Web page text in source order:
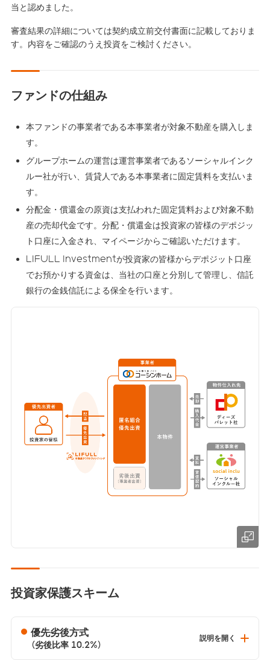
当と認めました。
審査結果の詳細については契約成立前交付書面に記載しておりま
す。内容をご確認のうえ投資をご検討ください。
ファンドの仕組み
本ファンドの事業者である本事業者が対象不動産を購入しま
す。
グループホームの運営は運営事業者であるソーシャルインク
ルー社が行い、賃貸人である本事業者に固定賃料を支払いま
す。
分配金・償還金の原資は支払われた固定賃料および対象不動
産の売却代金です。分配・償還金は投資家の皆様のデポジッ
ト口座に入金され、マイページからご確認いただけます。
LIFULL Investmentが投資家の皆様からデポジット口座
でお預かりする資金は、当社の口座と分別して管理し、信託
銀行の金銭信託による保全を行います。
投資家保護スキーム
優先劣後方式
（劣後比率 10.2%）
説明を開く